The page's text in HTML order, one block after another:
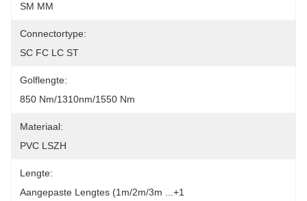
SM MM
Connectortype:
SC FC LC ST
Golflengte:
850 Nm/1310nm/1550 Nm
Materiaal:
PVC LSZH
Lengte:
Aangepaste Lengtes (1m/2m/3m ...+1